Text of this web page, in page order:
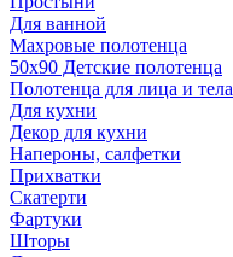
Для ванной
Махровые полотенца
50х90 Детские полотенца
Полотенца для лица и тела
Для кухни
Декор для кухни
Напероны, салфетки
Прихватки
Скатерти
Фартуки
Шторы